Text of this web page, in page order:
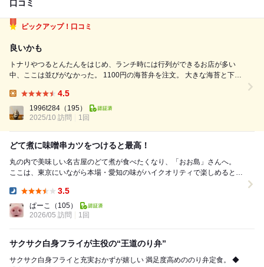
口コミ
ピックアップ！口コミ
良いかも
トナリやつるとんたんをはじめ、ランチ時には行列ができるお店が多い
中、ここは並びがなかった。 1100円の海苔弁を注文。 大きな海苔と下に
の進む味で美味しい。 味噌汁や漬物も美味しく、あげたでの唐揚げや白
身フライなどまさに海苔...
4.5
1996t284 （195）
2025/10 訪問
1回
どて煮に味噌串カツをつけると最高！
丸の内で美味しい名古屋のどて煮が食べたくなり、「おお島」さんへ。
ここは、東京にいながら本場・愛知の味がハイクオリティで楽しめるとっ
3.5
ぱーこ
（105）
2026/05 訪問
1回
サクサク白身フライが主役の“王道のり弁”
サクサク白身フライと充実おかずが嬉しい 満足度高めののり弁定食。 ◆